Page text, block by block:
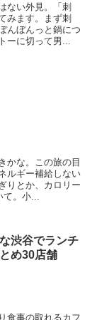
ない外見。「刺
みます。まず刺
んぼんっと鍋につ
ーに切って男...
かな。この旅の目
ルギー補給しない
りとか、カロリー
て。小...
渋谷でランチ
め30店舗
食事の取れるカフ